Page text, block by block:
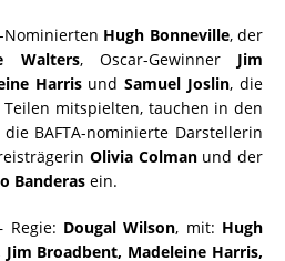
Nominierten Hugh Bonneville, der
Walters, Oscar-Gewinner Jim
Harris undSamuel Joslin, die
mitspielten, tauchen in den
BAFTA-nominierte Darstellerin
Olivia Colmanund der
Banderas ein.
Regie: Dougal Wilson, mit: Hugh
Jim Broadbent, Madeleine Harris,